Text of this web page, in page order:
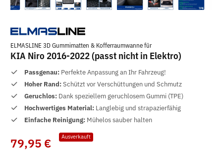
ELMASLINE 3D Gummimatten & Kofferraumwanne für
KIA Niro 2016-2022 (passt nicht in Elektro)
Passgenau: Perfekte Anpassung an Ihr Fahrzeug!
Hoher Rand:Schützt vor Verschüttungen und Schmutz
Geruchlos: Dank speziellem geruchlosem Gummi (TPE)
Hochwertiges Material: Langlebig und strapazierfähig
Einfache Reinigung: Mühelos sauber halten
Ausverkauft
79,95 €